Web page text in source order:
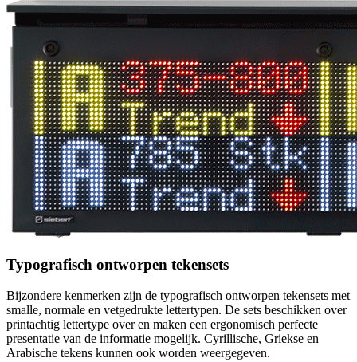
Typografisch ontworpen tekensets
Bijzondere kenmerken zijn de typografisch ontworpen tekensets met
smalle, normale en vetgedrukte lettertypen. De sets beschikken over
printachtig lettertype over en maken een ergonomisch perfecte
presentatie van de informatie mogelijk. Cyrillische, Griekse en
Arabische tekens kunnen ook worden weergegeven.